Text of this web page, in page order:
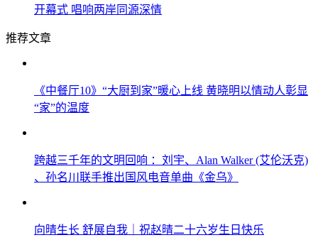
开幕式 唱响两岸同源深情
推荐文章
《中餐厅10》“大厨到家”暖心上线 黄晓明以情动人彰显
“家”的温度
跨越三千年的文明回响 ：刘宇、Alan Walker (艾伦沃克)
、孙名川联手推出国风电音单曲《金乌》
向晴生长 舒展自我｜祝赵晴二十六岁生日快乐